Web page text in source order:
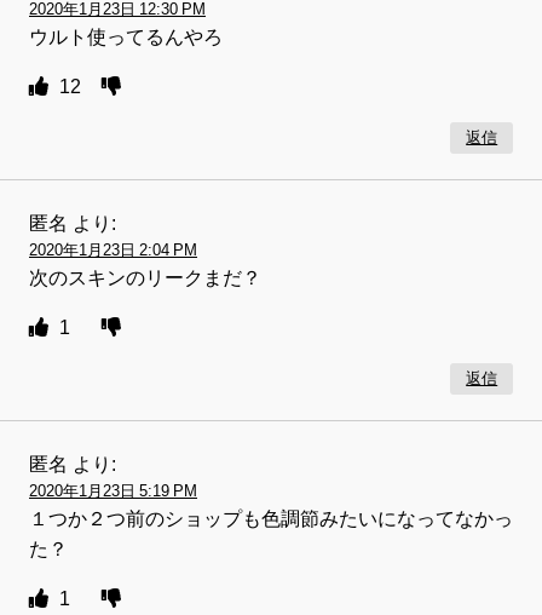
2020年1月23日 12:30 PM
ウルト使ってるんやろ
12
返信
匿名 より:
2020年1月23日 2:04 PM
次のスキンのリークまだ？
1
返信
匿名 より:
2020年1月23日 5:19 PM
１つか２つ前のショップも色調節みたいになってなかっ
た？
1